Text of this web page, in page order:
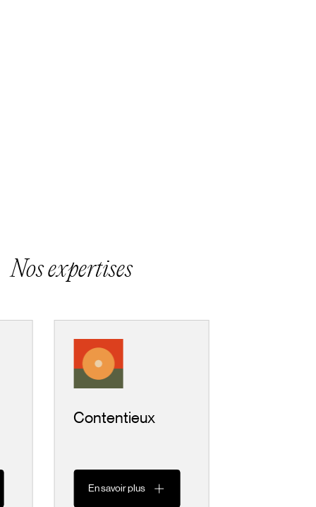
Nos expertises
Contentieux
En savoir plus